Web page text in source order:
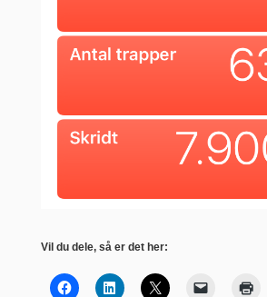
Vil du dele, så er det her: